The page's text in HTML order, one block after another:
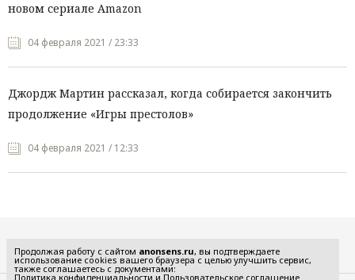
новом сериале Amazon
04 февраля 2021 / 23:33
Джордж Мартин рассказал, когда собирается закончить
продолжение «Игры престолов»
04 февраля 2021 / 12:33
Продолжая работу с сайтом anonsens.ru, вы подтверждаете
использование cookies вашего браузера с целью улучшить сервис,
также соглашаетесь с документами:
Политика конфиденциальности и Пользовательское соглашение